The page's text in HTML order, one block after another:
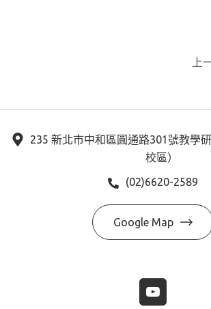
上
235 新北市中和區圓通路301號教學
校區）
(02)6620-2589
Google Map